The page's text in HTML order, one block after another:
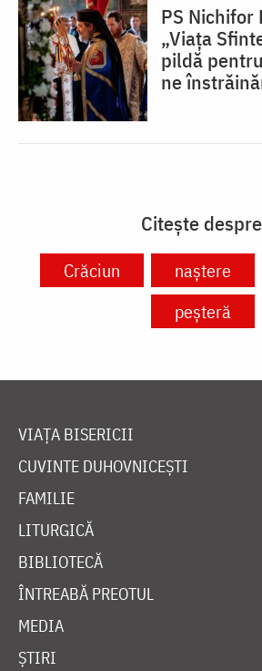
PS Nichifor
„Viața
pildă
ne
Citește
Crăciun naștere
peșteră
VIAȚA BISERICII
CUVINTE DUHOVNICEȘTI
FAMILIE
LITURGICĂ
BIBLIOTECĂ
ÎNTREABĂ PREOTUL
MEDIA
ȘTIRI